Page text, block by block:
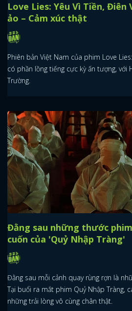
Love Lies: Yêu Vì Tiền, Điên
ảo – Cảm xúc thật
Phiên bản Việt Nam của phim Love
có phần lồng tiếng cực kỳ ấn tượng, với
Trường.
Đằng sau những thước
cuốn của 'Quỷ Nhập Tràng'
Đằng sau mỗi cảnh quay rùng rợn là
Tại buổi ra mắt phim Quỷ Nhập Tràng,
những trải lòng vô cùng chân thật.